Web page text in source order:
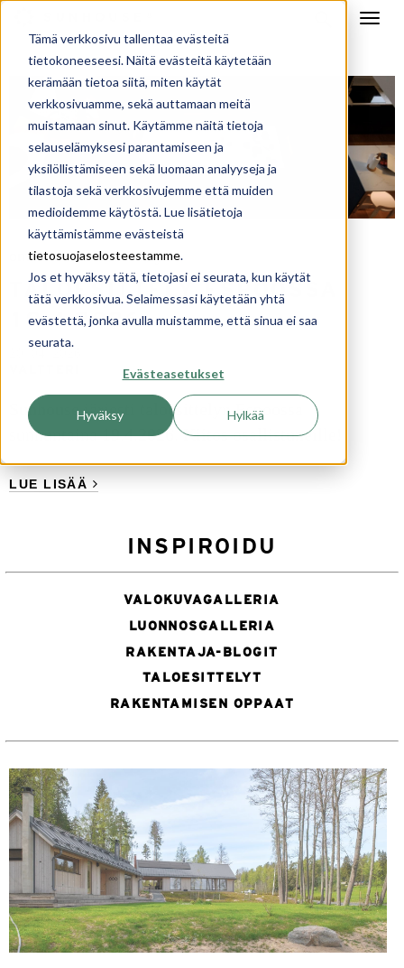
Tämä verkkosivu tallentaa evästeitä
tietokoneeseesi. Näitä evästeitä käytetään
kerämään tietoa siitä, miten käytät
verkkosivuamme, sekä auttamaan meitä
muistamaan sinut. Käytämme näitä tietoja
selauselämyksesi parantamiseen ja
yksilöllistämiseen sekä luomaan analyyseja ja
tilastoja sekä verkkosivujemme että muiden
medioidemme käytöstä. Lue lisätietoja
käyttämistämme evästeistä
tietosuojaselosteestamme.
Jos et hyväksy tätä, tietojasi ei seurata, kun käytät
tätä verkkosivua. Selaimessasi käytetään yhtä
evästettä, jonka avulla muistamme, että sinua ei saa
seurata.
Evästeasetukset
Hyväksy Hylkää
omakotitalo,taloesittelyt
TALOESITTELY ESPOOSSA
19.4.2026
Sunhouse järjesti taloesittelyn Espoossa
sunnuntaina 19.4.2026. Kiitos osallistuneille!
LUE LISÄÄ
INSPIROIDU
VALOKUVAGALLERIA
LUONNOSGALLERIA
RAKENTAJA-BLOGIT
TALOESITTELYT
RAKENTAMISEN OPPAAT